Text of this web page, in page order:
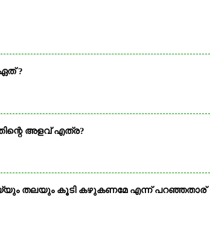
?
അളവ് എത്ര?
തലയും കൂടി കഴുകണമേ എന്ന് പറഞ്ഞതാര്